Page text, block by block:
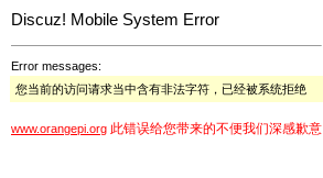
Discuz! Mobile System Error
Error messages:
您当前的访问请求当中含有非法字符，已经被系统拒绝
www.orangepi.org 此错误给您带来的不便我们深感歉意